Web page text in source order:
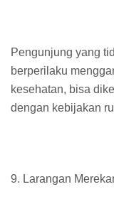
Pengunjung yang
berperilaku
kesehatan, bisa
dengan kebijakan
9. Larangan